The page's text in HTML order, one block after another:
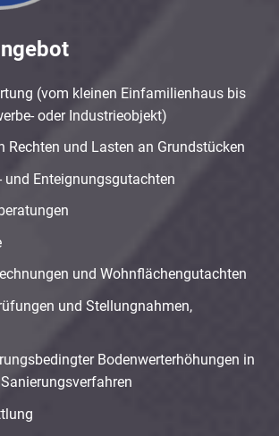
(vom kleinen Einfamilienhaus bis
oder Industrieobjekt)
Rechten und Lasten an Grundstücken
und Enteignungsgutachten
und Wohnflächengutachten
und Stellungnahmen,
Bodenwerterhöhungen in